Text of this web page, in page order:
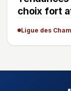
choix fort
Ligue des